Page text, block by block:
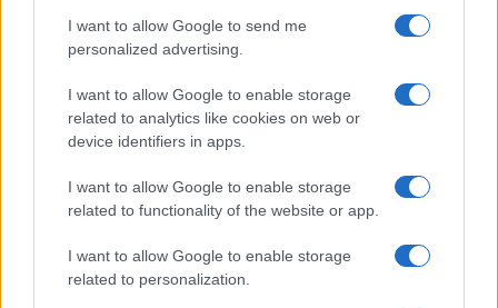
I want to allow Google to send me
personalized advertising.
I want to allow Google to enable storage
related to analytics like cookies on web or
device identifiers in apps.
I want to allow Google to enable storage
related to functionality of the website or app.
I want to allow Google to enable storage
related to personalization.
Sport e investimenti: Milano guida la classifica della